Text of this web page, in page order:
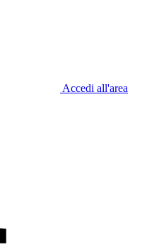
Accedi all'area